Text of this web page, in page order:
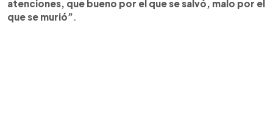
atenciones, que bueno por el que se salvó, malo por el
que se murió”.